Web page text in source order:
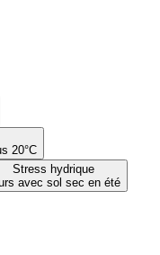
20°C
Stress hydrique
avec sol sec en été